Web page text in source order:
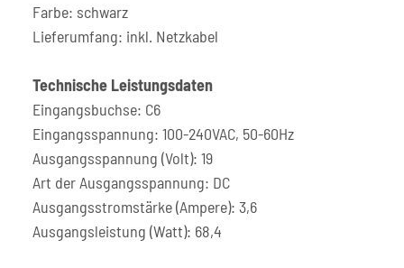
Farbe: schwarz
Lieferumfang: inkl. Netzkabel
Technische Leistungsdaten
Eingangsbuchse: C6
Eingangsspannung: 100-240VAC, 50-60Hz
Ausgangsspannung (Volt): 19
Art der Ausgangsspannung: DC
Ausgangsstromstärke (Ampere): 3,6
Ausgangsleistung (Watt): 68,4